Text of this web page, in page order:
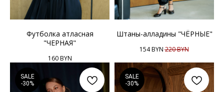
Футболка атласная
"ЧЕРНАЯ"
160 BYN
Штаны-алладины "ЧЁРНЫЕ"
154BYN 220BYN
SALE
-30%
SALE
-30%